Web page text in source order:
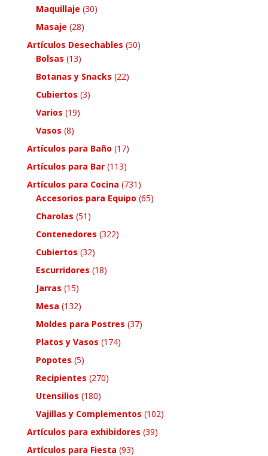
Maquillaje (30)
Masaje (28)
Artículos Desechables (50)
Bolsas (13)
Botanas y Snacks (22)
Cubiertos (3)
Varios (19)
Vasos (8)
Artículos para Baño (17)
Artículos para Bar (113)
Artículos para Cocina (731)
Accesorios para Equipo (65)
Charolas (51)
Contenedores (322)
Cubiertos (32)
Escurridores (18)
Jarras (15)
Mesa (132)
Moldes para Postres (37)
Platos y Vasos (174)
Popotes (5)
Recipientes (270)
Utensilios (180)
Vajillas y Complementos (102)
Artículos para exhibidores (39)
Artículos para Fiesta (93)